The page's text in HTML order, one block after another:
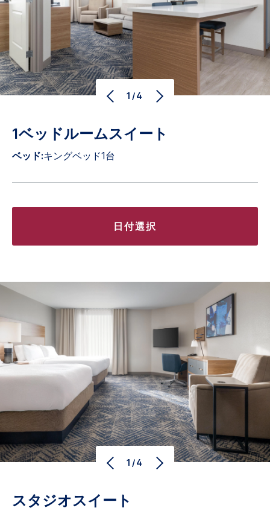
1/4
1ベッドルームスイート
ベッド:キングベッド1台
日付選択
1/4
スタジオスイート